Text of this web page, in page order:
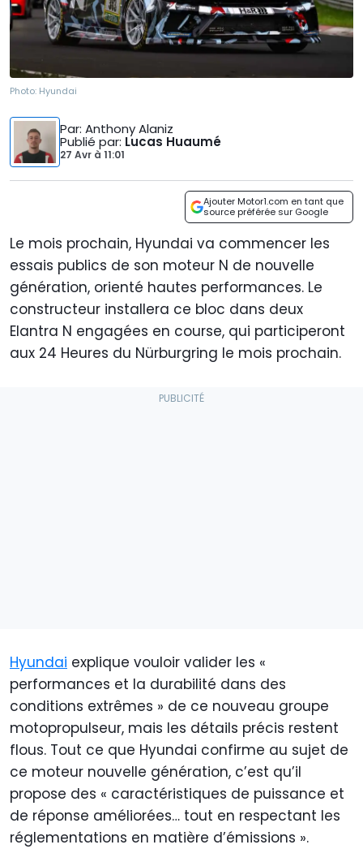
Photo: Hyundai
Par: Anthony Alaniz
Publié par: Lucas Huaumé
27 Avr à 11:01
Ajouter Motor1.com en tant que
source préférée sur Google
Le mois prochain, Hyundai va commencer les
essais publics de son moteur N de nouvelle
génération, orienté hautes performances. Le
constructeur installera ce bloc dans deux
Elantra N engagées en course, qui participeront
aux 24 Heures du Nürburgring le mois prochain.
Hyundai explique vouloir valider les «
performances et la durabilité dans des
conditions extrêmes » de ce nouveau groupe
motopropulseur, mais les détails précis restent
flous. Tout ce que Hyundai confirme au sujet de
ce moteur nouvelle génération, c’est qu’il
propose des « caractéristiques de puissance et
de réponse améliorées… tout en respectant les
réglementations en matière d’émissions ».